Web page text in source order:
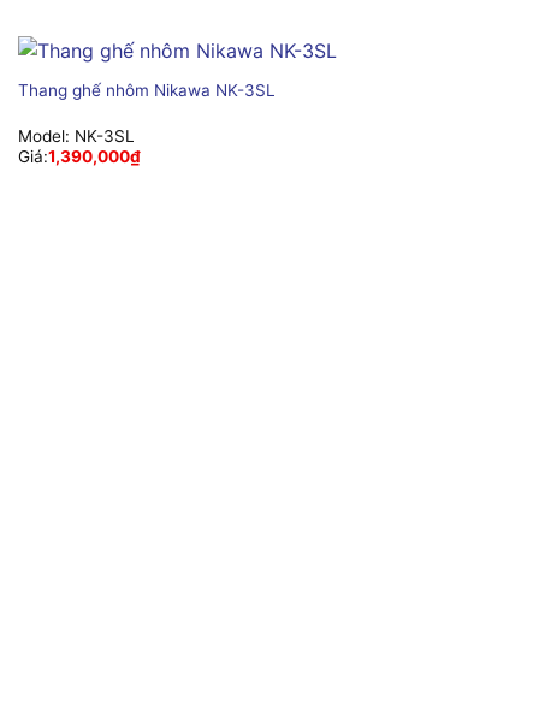
Thang ghế nhôm Nikawa NK-3SL
Model: NK-3SL
Giá:1,390,000₫